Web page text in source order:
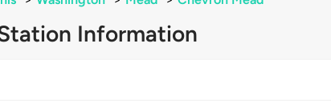
Information